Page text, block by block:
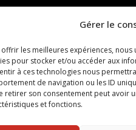
Gérer le
offrir les meilleures expériences,
pour stocker et/ou accéder aux
à ces technologies nous
de navigation ou les ID
retirer son consentement peut avoir
et fonctions.